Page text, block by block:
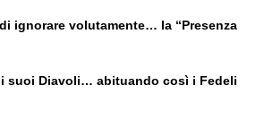
ignorare volutamente… la “Presenza
suoi Diavoli… abituando così i Fedeli